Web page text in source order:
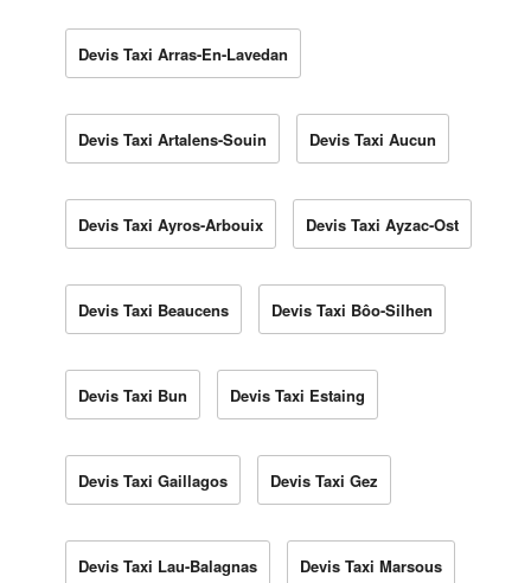
Devis Taxi Arras-En-Lavedan
Devis Taxi Artalens-Souin Devis Taxi Aucun
Devis Taxi Ayros-Arbouix Devis Taxi Ayzac-Ost
Devis Taxi Beaucens Devis Taxi Bôo-Silhen
Devis Taxi Bun Devis Taxi Estaing
Devis Taxi Gaillagos Devis Taxi Gez
Devis Taxi Lau-Balagnas Devis Taxi Marsous